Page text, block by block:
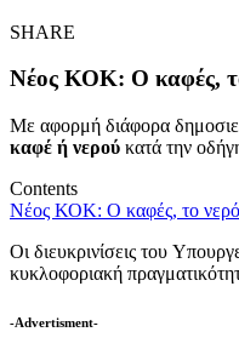
SHARE
Νέος ΚΟΚ: Ο καφές, το
Με αφορμή διάφορα
καφέ ή νερού κατά την
Contents
Νέος ΚΟΚ: Ο καφές, το νερό
Οι διευκρινίσεις του
κυκλοφοριακή
-Advertisment-